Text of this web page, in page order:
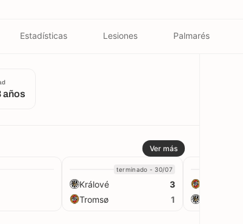
Estadísticas Lesiones Palmarés
años
Ver más
terminado - 30/07
Králové
3
Tromsø
1